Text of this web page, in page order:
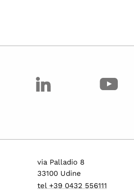
via Palladio 8
33100 Udine
tel +39 0432 556111